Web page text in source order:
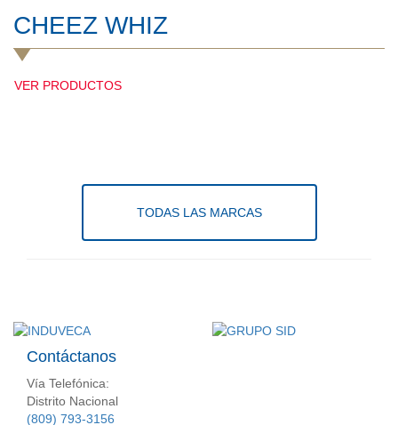
CHEEZ WHIZ
VER PRODUCTOS
TODAS LAS MARCAS
Contáctanos
Vía Telefónica:
Distrito Nacional
(809) 793-3156